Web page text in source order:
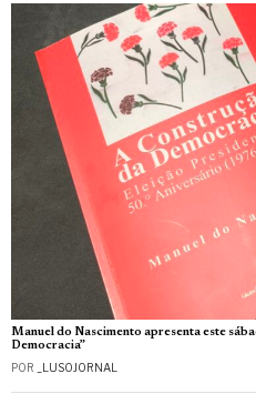
Manuel do Nascimento apresenta este
Democracia”
POR _LUSOJORNAL